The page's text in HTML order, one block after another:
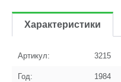
Характеристики
Артикул: 3215
Год: 1984